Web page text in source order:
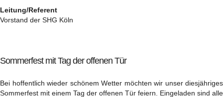
Leitung/Referent
Vorstand der SHG Köln
Sommerfest mit Tag der offenen Tür
Bei hoffentlich wieder schönem Wetter möchten wir unser diesjähriges
Sommerfest mit einem Tag der offenen Tür feiern. Eingeladen sind alle